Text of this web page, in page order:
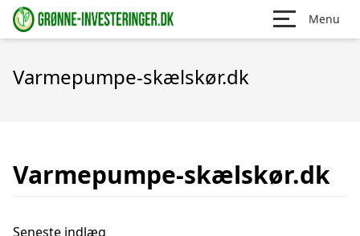
Menu
Varmepumpe-skælskør.dk
Varmepumpe-skælskør.dk
Seneste indlæg